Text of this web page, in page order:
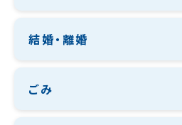
結婚・離婚
ごみ